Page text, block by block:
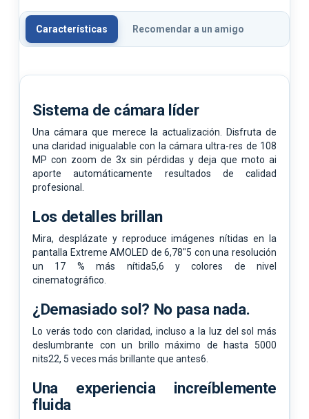
Características Recomendar a un amigo
Sistema de cámara líder
Una cámara que merece la actualización. Disfruta de
una claridad inigualable con la cámara ultra-res de 108
MP con zoom de 3x sin pérdidas y deja que moto ai
aporte automáticamente resultados de calidad
profesional.
Los detalles brillan
Mira, desplázate y reproduce imágenes nítidas en la
pantalla Extreme AMOLED de 6,78"5 con una resolución
un 17 % más nítida5,6 y colores de nivel
cinematográfico.
¿Demasiado sol? No pasa nada.
Lo verás todo con claridad, incluso a la luz del sol más
deslumbrante con un brillo máximo de hasta 5000
nits22, 5 veces más brillante que antes6.
Una experiencia increíblemente
fluida